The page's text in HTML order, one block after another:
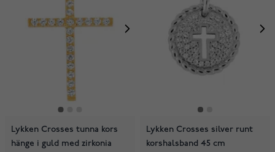
Lykken Crosses tunna kors
hänge i guld med zirkonia
Lykken Crosses silver runt
korshalsband 45 cm